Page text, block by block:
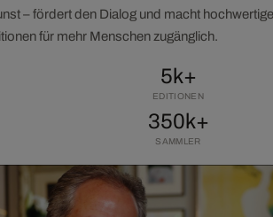
– fördert den Dialog und macht hochwertige
für mehr Menschen zugänglich.
5k+
EDITIONEN
350k+
SAMMLER